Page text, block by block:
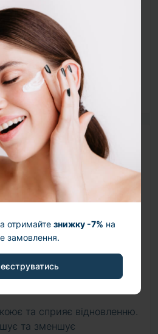
отримайтезнижку -7% на
замовлення.
відповімо найближчим часом.
питання
Cyanus Flower
зменшує почервоніння та
Virginiana Leaf Extract)
регулює себум.
тон, зміцнює бар’єр
— інтенсивно зволожує та
та сприяє відновленню.
та зменшує